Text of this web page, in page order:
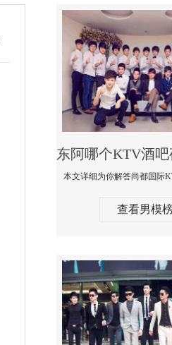
查看男模